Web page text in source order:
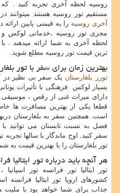
روسیه لحظه آخری تجربه کنید .
مستقیم تور روسیه هستند
آخری روسیه را به قیمتی پایین ارائه
مجری تور روسیه ،خدماتی لوکس
لحظه آخری به شما ارائه میدهند . با
ترین قیمت تور روسیه مطلع شوید.
بهترین زمان برای سفر با تور
تورر بلغارستان یک سفر بی نظیر در
بسیار لوکس فرهنگی با تأثیرات
دارای میراث غنی از رقص ،
قطعا یکی از بهترین مسافرت ها
است. همچنین سفر به بلغارستان
فصل به نسبت تابستان می توانید با
سفر کنید. اوج ماندگار با سالها
تور بلغارستان را با بهترین قیمت به
هر آنچه باید درباره تور ایتالیا
تور ایتالیا تور فرانسه تور
کشورهای اروپا تور ایتالیا فرانسه
جذاب برای شما خواهد بود با